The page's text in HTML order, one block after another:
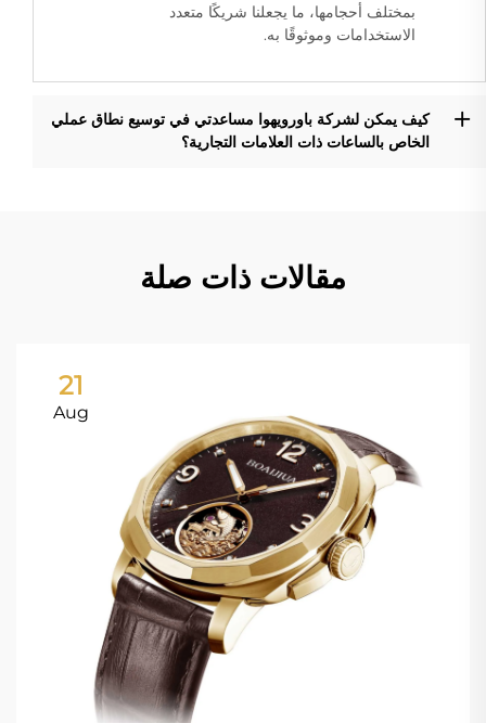
بمختلف أحجامها، ما يجعلنا شريكًا متعدد
الاستخدامات وموثوقًا به.
كيف يمكن لشركة باورويهوا مساعدتي في توسيع نطاق عملي
الخاص بالساعات ذات العلامات التجارية؟
مقالات ذات صلة
21
Aug